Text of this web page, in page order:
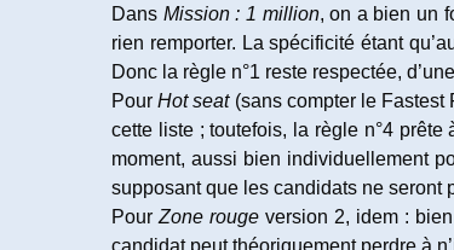
Dans Mission : 1 million, on a bien un
rien remporter. La spécificité étant
Donc la règle n°1 reste respectée,
PourHot seat(sans compter le Fastest
cette liste ; toutefois, la règle n°4 prête
moment, aussi bien individuellement
supposant que les candidats ne seront
PourZone rouge version 2, idem :
candidat peut théoriquement perdre à